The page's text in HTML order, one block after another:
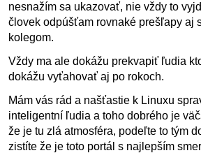
nesnažím sa ukazovať, nie vždy to
človek odpúšťam rovnaké prešľapy aj
kolegom.
Vždy ma ale dokážu prekvapiť ľudia
dokážu vyťahovať aj po rokoch.
Mám vás rád a našťastie k Linuxu
inteligentní ľudia a toho dobrého je
že je tu zlá atmosféra, podeľte to tým
zistíte že je toto portál s najlepším